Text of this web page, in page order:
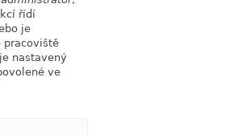
řídí
je
pracoviště
je nastavený
ve